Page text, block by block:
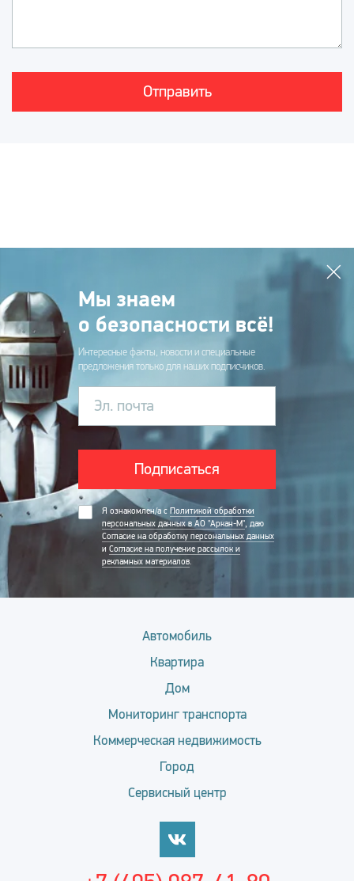
Мы знаем
о безопасности всё!
Интересные факты, новости и специальные
предложения только для наших подписчиков.
Эл. почта
Подписаться
Я ознакомлен/а с Политикой обработки
персональных данных в АО "Аркан-М", даю
Согласие на обработку персональных данных
и Согласие на получение рассылок и
рекламных материалов.
Автомобиль
Квартира
Дом
Мониторинг транспорта
Коммерческая недвижимость
Город
Сервисный центр